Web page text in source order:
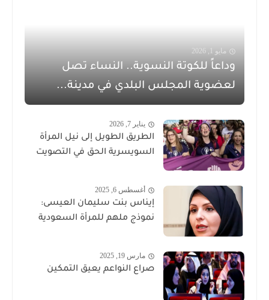
مايو 1, 2026
وداعاً للكوتة النسوية.. النساء تصل
لعضوية المجلس البلدي في مدينة...
يناير 7, 2026
الطريق الطويل إلى نيل المرأة
السويسرية الحق في التصويت
أغسطس 6, 2025
إيناس بنت سليمان العيسى:
نموذج ملهم للمرأة السعودية
مارس 19, 2025
صراع النواعم يعيق التمكين